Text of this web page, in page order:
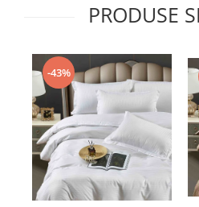
PRODUSE
-43%